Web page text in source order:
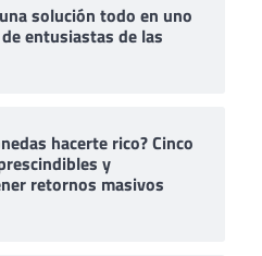
solución todo en uno
entusiastas de las
hacerte rico? Cinco
y
retornos masivos